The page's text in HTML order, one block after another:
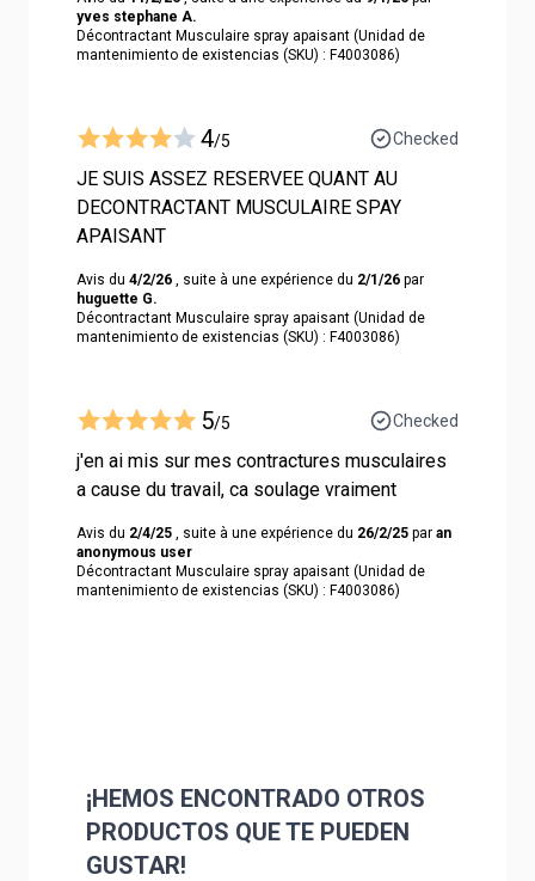
yves stephane A.
Décontractant Musculaire spray apaisant (Unidad de
mantenimiento de existencias (SKU) : F4003086)
4/5 Checked
JE SUIS ASSEZ RESERVEE QUANT AU
DECONTRACTANT MUSCULAIRE SPAY
APAISANT
Avis du 4/2/26 , suite à une expérience du 2/1/26 par
huguette G.
Décontractant Musculaire spray apaisant (Unidad de
mantenimiento de existencias (SKU) : F4003086)
5/5 Checked
j'en ai mis sur mes contractures musculaires
a cause du travail, ca soulage vraiment
Avis du 2/4/25 , suite à une expérience du 26/2/25 par an
anonymous user
Décontractant Musculaire spray apaisant (Unidad de
mantenimiento de existencias (SKU) : F4003086)
¡HEMOS ENCONTRADO OTROS
PRODUCTOS QUE TE PUEDEN
GUSTAR!